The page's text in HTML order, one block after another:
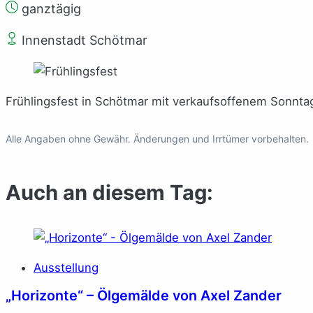
ganztägig
Innenstadt Schötmar
Frühlingsfest in Schötmar mit verkaufsoffenem
Alle Angaben ohne Gewähr. Änderungen und Irrtümer vorbehalten.
Auch an diesem Tag:
Ausstellung
„Horizonte“ – Ölgemälde von Axel Zander